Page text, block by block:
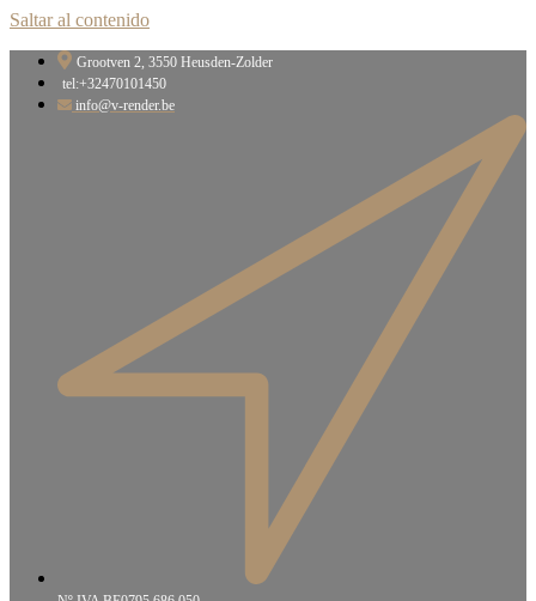
Saltar al contenido
Grootven 2, 3550 Heusden-Zolder
tel:+32470101450
info@v-render.be